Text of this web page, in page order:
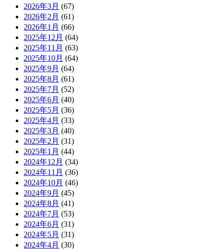
2026年3月 (67)
2026年2月 (61)
2026年1月 (66)
2025年12月 (64)
2025年11月 (63)
2025年10月 (64)
2025年9月 (64)
2025年8月 (61)
2025年7月 (52)
2025年6月 (40)
2025年5月 (36)
2025年4月 (33)
2025年3月 (40)
2025年2月 (31)
2025年1月 (44)
2024年12月 (34)
2024年11月 (36)
2024年10月 (46)
2024年9月 (45)
2024年8月 (41)
2024年7月 (53)
2024年6月 (31)
2024年5月 (31)
2024年4月 (30)